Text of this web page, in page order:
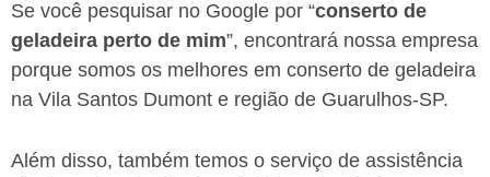
Se você pesquisar no Google por “conserto de
geladeira perto de mim”, encontrará nossa empresa
porque somos os melhores em conserto de geladeira
na Vila Santos Dumont e região de Guarulhos-SP.
Além disso, também temos o serviço de assistência